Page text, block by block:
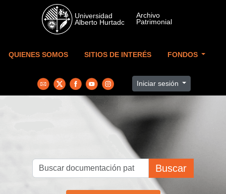
Skip to main content
QUIENES SOMOS SITIOS DE INTERÉS FONDOS
Iniciar sesión
Buscar